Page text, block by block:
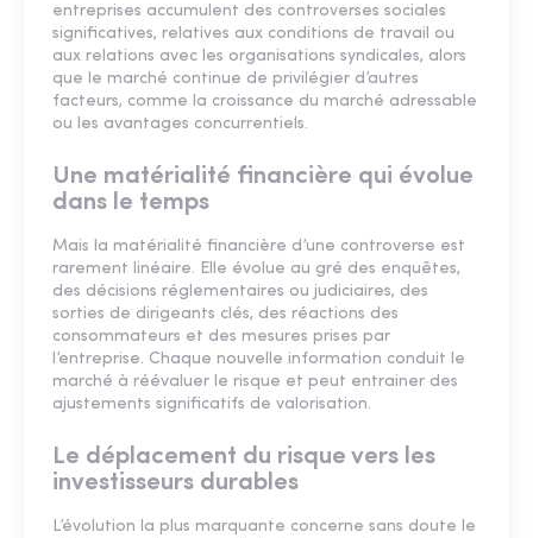
entreprises accumulent des controverses sociales
significatives, relatives aux conditions de travail ou
aux relations avec les organisations syndicales, alors
que le marché continue de privilégier d’autres
facteurs, comme la croissance du marché adressable
ou les avantages concurrentiels.
Une matérialité financière qui évolue
dans le temps
Mais la matérialité financière d’une controverse est
rarement linéaire. Elle évolue au gré des enquêtes,
des décisions réglementaires ou judiciaires, des
sorties de dirigeants clés, des réactions des
consommateurs et des mesures prises par
l’entreprise. Chaque nouvelle information conduit le
marché à réévaluer le risque et peut entrainer des
ajustements significatifs de valorisation.
Le déplacement du risque vers les
investisseurs durables
L’évolution la plus marquante concerne sans doute le